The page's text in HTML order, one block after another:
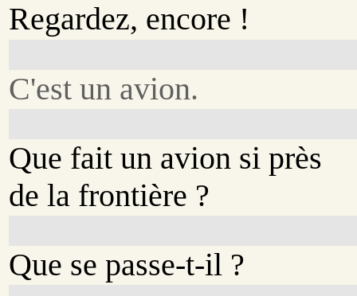
Regardez, encore !
C'est un avion.
Que fait un avion si près
de la frontière ?
Que se passe-t-il ?